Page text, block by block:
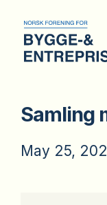
Samling
May 25,